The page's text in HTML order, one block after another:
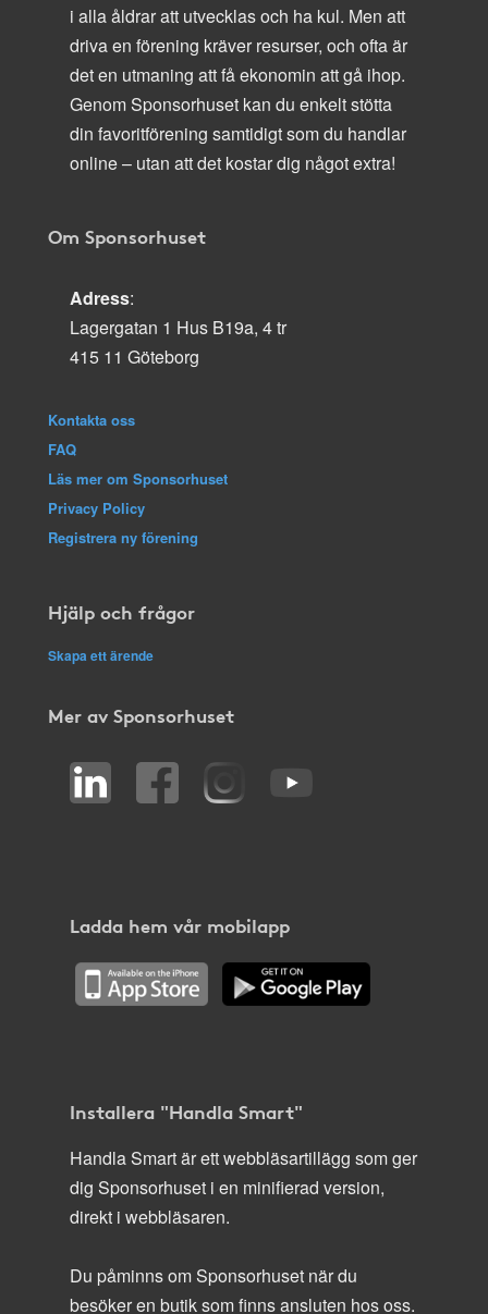
i alla åldrar att utvecklas och ha kul. Men att
driva en förening kräver resurser, och ofta är
det en utmaning att få ekonomin att gå ihop.
Genom Sponsorhuset kan du enkelt stötta
din favoritförening samtidigt som du handlar
online – utan att det kostar dig något extra!
Om Sponsorhuset
Adress:
Lagergatan 1 Hus B19a, 4 tr
415 11 Göteborg
Kontakta oss
FAQ
Läs mer om Sponsorhuset
Privacy Policy
Registrera ny förening
Hjälp och frågor
Skapa ett ärende
Mer av Sponsorhuset
Ladda hem vår mobilapp
Installera "Handla Smart"
Handla Smart är ett webbläsartillägg som ger
dig Sponsorhuset i en minifierad version,
direkt i webbläsaren.
Du påminns om Sponsorhuset när du
besöker en butik som finns ansluten hos oss.